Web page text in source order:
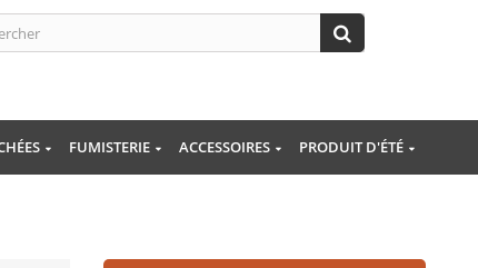
FUMISTERIE ACCESSOIRES PRODUIT D'ÉTÉ